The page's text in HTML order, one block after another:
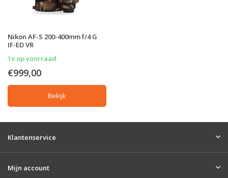
Nikon AF-S 200-400mm f/4 G
IF-ED VR
1x op voorraad
€999,00
Bekijk
Klantenservice
Mijn account